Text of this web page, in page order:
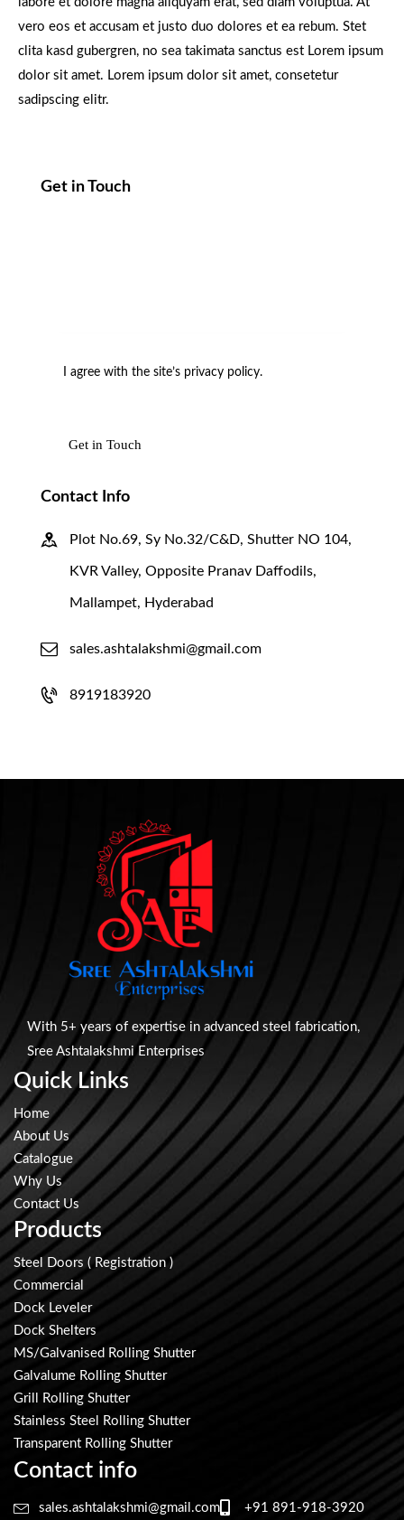
vero eos et accusam et justo duo dolores et ea rebum. Stet
clita kasd gubergren, no sea takimata sanctus est Lorem ipsum
dolor sit amet. Lorem ipsum dolor sit amet, consetetur
sadipscing elitr.
Get in Touch
I agree with the site’s privacy policy.
Contact Info
Plot No.69, Sy No.32/C&D, Shutter NO 104,
KVR Valley, Opposite Pranav Daffodils,
Mallampet, Hyderabad
sales.ashtalakshmi@gmail.com
8919183920
With 5+ years of expertise in advanced steel fabrication,
Sree Ashtalakshmi Enterprises
Quick Links
Home
About Us
Catalogue
Why Us
Contact Us
Products
Steel Doors ( Registration )
Commercial
Dock Leveler
Dock Shelters
MS/Galvanised Rolling Shutter
Galvalume Rolling Shutter
Grill Rolling Shutter
Stainless Steel Rolling Shutter
Transparent Rolling Shutter
Contact info
sales.ashtalakshmi@gmail.com +91 891-918-3920